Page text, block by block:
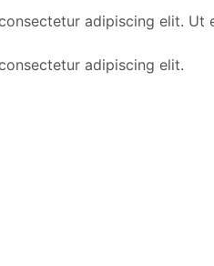
adipiscing elit.
adipiscing elit.